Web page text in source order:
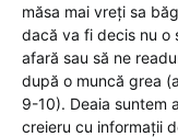
măsa mai vreți sa
dacă va fi decis nu o
afară sau să ne
după o muncă grea
9-10). Deaia suntem
creieru cu informații